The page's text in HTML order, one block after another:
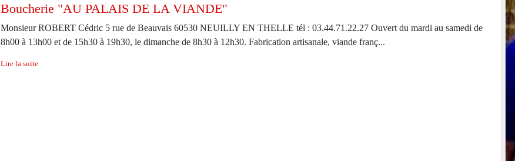
Boucherie "AU PALAIS DE LA VIANDE"
Monsieur ROBERT Cédric 5 rue de Beauvais 60530 NEUILLY EN THELLE tél : 03.44.71.22.27 Ouvert du mardi au samedi de
8h00 à 13h00 et de 15h30 à 19h30, le dimanche de 8h30 à 12h30. Fabrication artisanale, viande franç...
Lire la suite